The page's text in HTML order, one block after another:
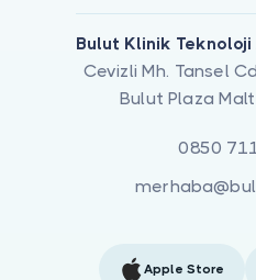
Bulut Klinik Teknoloji
Cevizli Mh. Tansel
Bulut Plaza
0850
Apple Store